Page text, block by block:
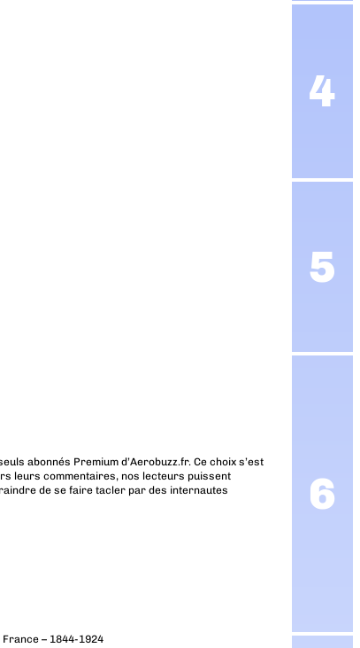
abonnés Premium d’Aerobuzz.fr. Ce choix s’est
leurs commentaires, nos lecteurs puissent
de se faire tacler par des internautes
– 1844-1924